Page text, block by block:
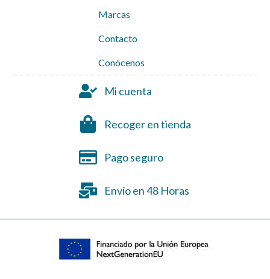
Marcas
Contacto
Conócenos
Mi cuenta
Recoger en tienda
Pago seguro
Envío en 48 Horas